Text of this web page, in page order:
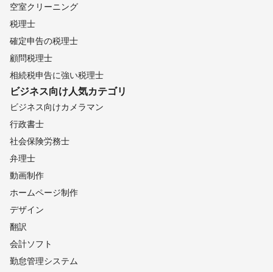
空室クリーニング
税理士
確定申告の税理士
顧問税理士
相続税申告に強い税理士
ビジネス向け人気カテゴリ
ビジネス向けカメラマン
行政書士
社会保険労務士
弁理士
動画制作
ホームページ制作
デザイン
翻訳
会計ソフト
勤怠管理システム